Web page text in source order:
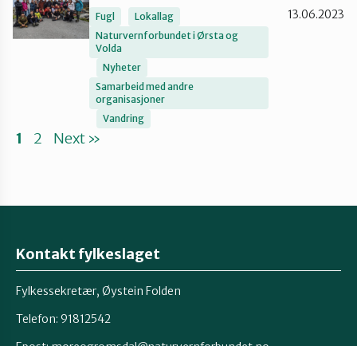
Fugl
Lokallag
Naturvernforbundet i Ørsta og
Volda
Nyheter
Samarbeid med andre
organisasjoner
Vandring
13.06.2023
1 2 Next »
Kontakt fylkeslaget
Fylkessekretær, Øystein Folden
Telefon: 91812542